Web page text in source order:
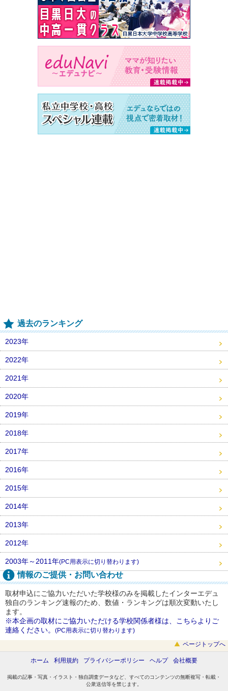
過去のランキング
2023年
2022年
2021年
2020年
2019年
2018年
2017年
2016年
2015年
2014年
2013年
2012年
2003年～2011年(PC用表示に切り替わります)
情報のご提供・お問い合わせ
取材申込にご協力いただいた学校様のみを掲載したインターエデュ
独自のランキング速報のため、数値・ランキングは順次変動いたし
ます。
※本企画の取材にご協力いただける学校関係者様は、こちらよりご
連絡ください。 (PC用表示に切り替わります)
ページトップへ
ホーム 利用規約 プライバシーポリシー ヘルプ 会社概要
掲載の記事・写真・イラスト・独自調査データなど、すべてのコンテンツの無断複写・転載・
公衆送信等を禁じます。